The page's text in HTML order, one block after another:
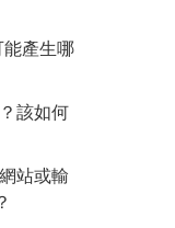
能產生哪
該如何
站或輸